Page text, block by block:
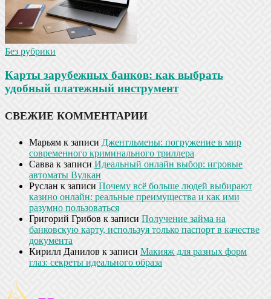
Без рубрики
Карты зарубежных банков: как выбрать
удобный платежный инструмент
СВЕЖИЕ КОММЕНТАРИИ
Марьям к записи Джентльмены: погружение в мир
современного криминального триллера
Савва к записи Идеальный онлайн выбор: игровые
автоматы Вулкан
Руслан к записи Почему всё больше людей выбирают
казино онлайн: реальные преимущества и как ими
разумно пользоваться
Григорий Грибов к записи Получение займа на
банковскую карту, используя только паспорт в качестве
документа
Кирилл Данилов к записи Макияж для разных форм
глаз: секреты идеального образа